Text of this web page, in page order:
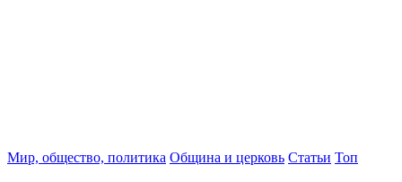
Мир, общество, политика Община и церковь Статьи Топ